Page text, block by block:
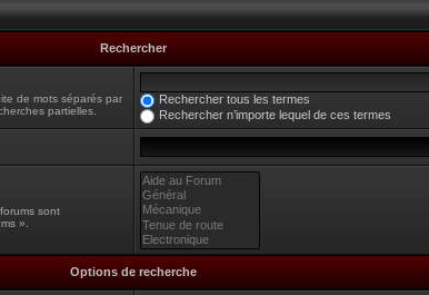
Rechercher
de mots séparés par
partielles.
Rechercher tous les termes
Rechercher n’importe lequel de ces termes
sont
».
Options de recherche